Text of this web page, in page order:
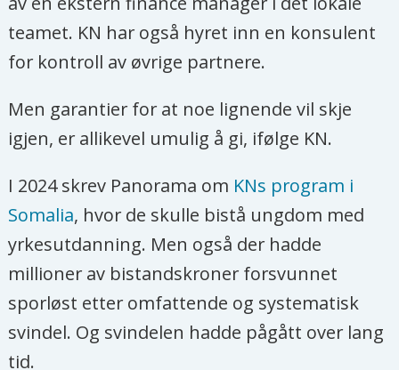
teamet. KN har også hyret inn en konsulent
for kontroll av øvrige partnere.
Men garantier for at noe lignende vil skje
igjen, er allikevel umulig å gi, ifølge KN.
I 2024 skrev Panorama om KNs program i
Somalia, hvor de skulle bistå ungdom med
yrkesutdanning. Men også der hadde
millioner av bistandskroner forsvunnet
sporløst etter omfattende og systematisk
svindel. Og svindelen hadde pågått over lang
tid.